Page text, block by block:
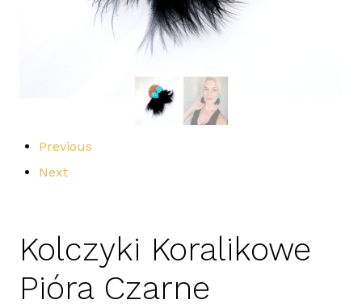
Previous
Next
Kolczyki Koralikowe
Pióra Czarne